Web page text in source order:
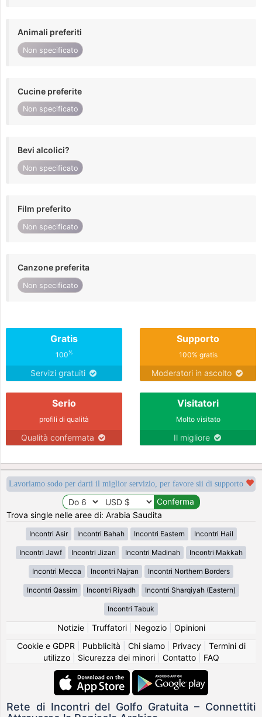
Animali preferiti
Non specificato
Cucine preferite
Non specificato
Bevi alcolici?
Non specificato
Film preferito
Non specificato
Canzone preferita
Non specificato
Gratis
100%
Servizi gratuiti
Supporto
100% gratis
Moderatori in ascolto
Serio
profili di qualità
Qualità confermata
Visitatori
Molto visitato
Il migliore
Lavoriamo sodo per darti il miglior servizio, per favore sii di supporto
Trova single nelle aree di: Arabia Saudita
Incontri Asir Incontri Bahah Incontri Eastern Incontri Hail
Incontri Jawf Incontri Jizan Incontri Madinah Incontri Makkah
Incontri Mecca Incontri Najran Incontri Northern Borders
Incontri Qassim Incontri Riyadh Incontri Sharqiyah (Eastern)
Incontri Tabuk
Notizie| Truffatori| Negozio| Opinioni
Cookie e GDPR
Pubblicità Chi siamo| Privacy| Termini di
utilizzo| Sicurezza dei minori| Contatto| FAQ
Rete di Incontri del Golfo Gratuita – Connettiti